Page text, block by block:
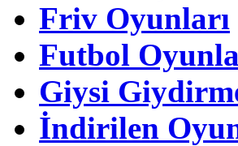
Friv Oyunları
Futbol
Giysi
İndirilen